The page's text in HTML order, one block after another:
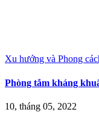
Xu hướng và Phong
Phòng tắm kháng
10, tháng 05, 2022